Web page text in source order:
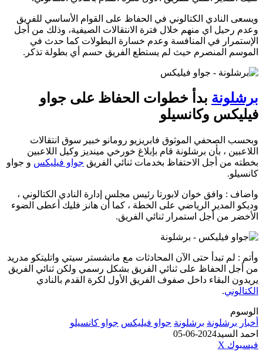
ويسعى النادي الكتالوني في الحفاظ على القوام الأساسي للفريق
وعدم رحيل اي منهم خلال فترة الانتقالات الصيفية، وذلك من أجل
الإستمرار في المنافسة وعدم خسارة البطولات كما حدث في
الموسم المنصرم حيث لم يستطع الفريق حسم أي بطولة تذكر.
برشلونة بدأ خطوات الحفاظ على جواو
فيليكس وكانسيلو
وبحسب الصحفي الموثوق فابريزيو رومانو خبير سوق انتقالات
اللاعبين ، بأن برشلونة قام بإبلاغ خورخي مينديز وكيل اللاعبين
بخطته من أجل الاحتفاظ بخدمات ثنائي الفريق جواو فيليكس و جواو
كانسيلو.
واضاف : وافق خوان لابورتا رئيس مجلس إدارة النادي الكتالوني ،
وديكو المدير الرياضي على الخطة ، كما أن هانز فليك أعطى الضوء
الأخضر من أجل استمرار ثنائي الفريق.
وأتم : لم تبدأ حتى الآن المحادثات مع مانشستر سيتي واتليتكو مدريد
من أجل الحفاظ على ثنائي الفريق بشكل رسمي ولكن ثنائي الفريق
يريدون البقاء داخل صفوف الفريق الأول لكرة القدم بالنادي
الكتالوني.
الوسوم
أخبار برشلونة برشلونة جواو فيليكس جواو كانسيلو
احمد السيد2024-06-05
فيسبوك ‫X